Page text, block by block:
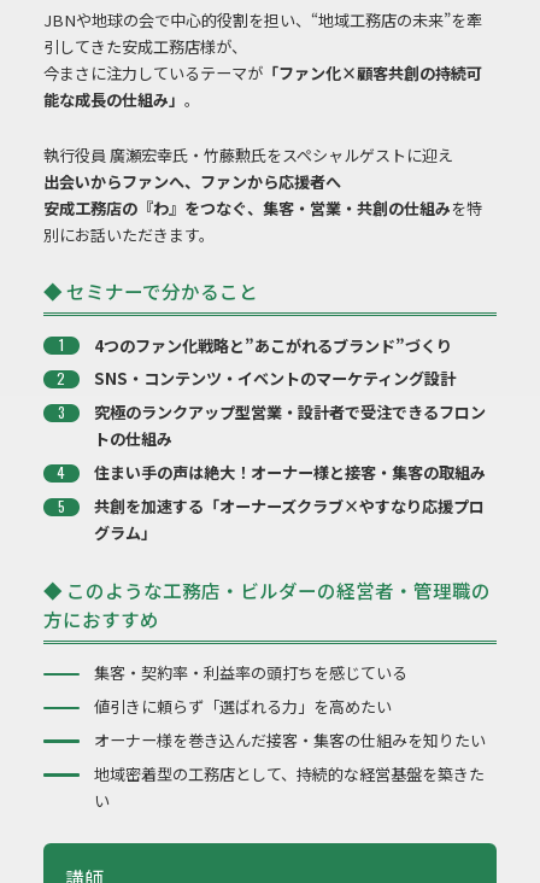
JBNや地球の会で中心的役割を担い、“地域工務店の未来”を牽
引してきた安成工務店様が、
今まさに注力しているテーマが「ファン化×顧客共創の持続可
能な成長の仕組み」 。
執行役員 廣瀬宏幸氏・竹藤勲氏をスペシャルゲストに迎え
出会いからファンへ、ファンから応援者へ
安成工務店の『わ』をつなぐ、集客・営業・共創の仕組みを特
別にお話いただきます。
◆ セミナーで分かること
4つのファン化戦略と”あこがれるブランド”づくり
SNS・コンテンツ・イベントのマーケティング設計
究極のランクアップ型営業・設計者で受注できるフロン
トの仕組み
住まい手の声は絶大！オーナー様と接客・集客の取組み
共創を加速する「オーナーズクラブ×やすなり応援プロ
グラム」
◆ このような工務店・ビルダーの経営者・管理職の
方におすすめ
集客・契約率・利益率の頭打ちを感じている
値引きに頼らず「選ばれる力」を高めたい
オーナー様を巻き込んだ接客・集客の仕組みを知りたい
地域密着型の工務店として、持続的な経営基盤を築きた
い
講師